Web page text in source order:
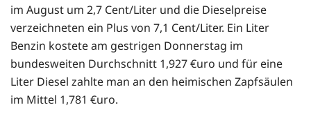
im August um 2,7 Cent/Liter und die Dieselpreise
verzeichneten ein Plus von 7,1 Cent/Liter. Ein Liter
Benzin kostete am gestrigen Donnerstag im
bundesweiten Durchschnitt 1,927 €uro und für eine
Liter Diesel zahlte man an den heimischen Zapfsäulen
im Mittel 1,781 €uro.